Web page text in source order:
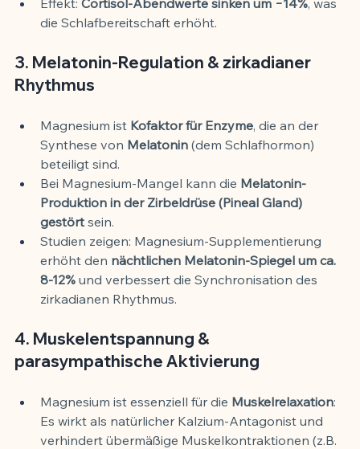
die Schlafbereitschaft erhöht.
3. Melatonin-Regulation & zirkadianer
Rhythmus
Magnesium ist Kofaktor für Enzyme, die an der
Synthese von Melatonin (dem Schlafhormon)
beteiligt sind.
Bei Magnesium-Mangel kann die Melatonin-
Produktion in der Zirbeldrüse (Pineal Gland)
gestört sein.
Studien zeigen: Magnesium-Supplementierung
erhöht den nächtlichen Melatonin-Spiegel um ca.
8-12% und verbessert die Synchronisation des
zirkadianen Rhythmus.
4. Muskelentspannung &
parasympathische Aktivierung
Magnesium ist essenziell für die Muskelrelaxation:
Es wirkt als natürlicher Kalzium-Antagonist und
verhindert übermäßige Muskelkontraktionen (z.B.